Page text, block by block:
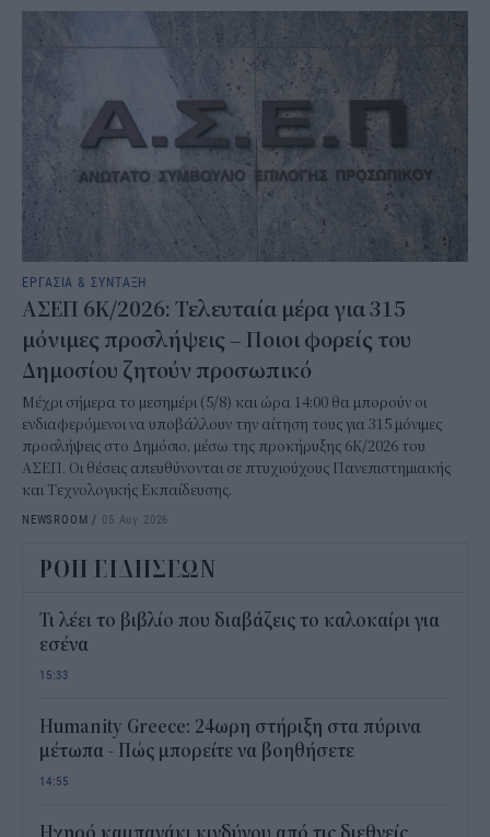
ΕΡΓΑΣΙΑ & ΣΥΝΤΑΞΗ
ΑΣΕΠ 6Κ/2026: Τελευταία μέρα για 315
μόνιμες προσλήψεις – Ποιοι φορείς του
Δημοσίου ζητούν προσωπικό
Μέχρι σήμερα το μεσημέρι (5/8) και ώρα 14:00 θα μπορούν οι
ενδιαφερόμενοι να υποβάλλουν την αίτηση τους για 315 μόνιμες
προσλήψεις στο Δημόσιο, μέσω της προκήρυξης 6Κ/2026 του
ΑΣΕΠ. Οι θέσεις απευθύνονται σε πτυχιούχους Πανεπιστημιακής
και Τεχνολογικής Εκπαίδευσης.
NEWSROOM / 05 Αυγ 2026
ΡΟΗ ΕΙΔΗΣΕΩΝ
Τι λέει το βιβλίο που διαβάζεις το καλοκαίρι για
εσένα
15:33
Humanity Greece: 24ωρη στήριξη στα πύρινα
μέτωπα - Πώς μπορείτε να βοηθήσετε
14:55